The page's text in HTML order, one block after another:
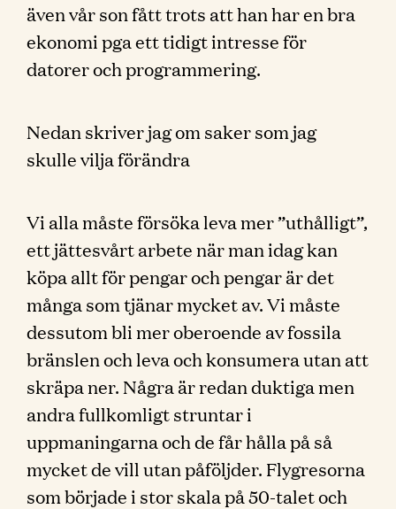
även vår son fått trots att han har en bra
ekonomi pga ett tidigt intresse för
datorer och programmering.
Nedan skriver jag om saker som jag
skulle vilja förändra
Vi alla måste försöka leva mer ”uthålligt”,
ett jättesvårt arbete när man idag kan
köpa allt för pengar och pengar är det
många som tjänar mycket av. Vi måste
dessutom bli mer oberoende av fossila
bränslen och leva och konsumera utan att
skräpa ner. Några är redan duktiga men
andra fullkomligt struntar i
uppmaningarna och de får hålla på så
mycket de vill utan påföljder. Flygresorna
som började i stor skala på 50-talet och